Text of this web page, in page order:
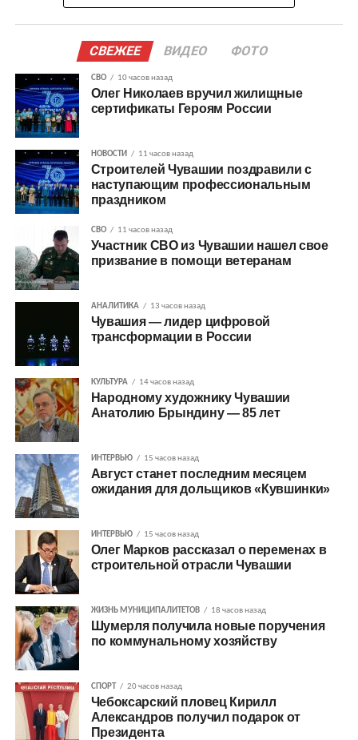
СВЕЖЕЕ ВИДЕО ФОТО
СВО 10 часов назад
Олег Николаев вручил жилищные
сертификаты Героям России
НОВОСТИ 11 часов назад
Строителей Чувашии поздравили с
наступающим профессиональным
праздником
СВО 11 часов назад
Участник СВО из Чувашии нашел свое
призвание в помощи ветеранам
АНАЛИТИКА 13 часов назад
Чувашия — лидер цифровой
трансформации в России
КУЛЬТУРА 14 часов назад
Народному художнику Чувашии
Анатолию Брындину — 85 лет
ИНТЕРВЬЮ 15 часов назад
Август станет последним месяцем
ожидания для дольщиков «Кувшинки»
ИНТЕРВЬЮ 15 часов назад
Олег Марков рассказал о переменах в
строительной отрасли Чувашии
ЖИЗНЬ МУНИЦИПАЛИТЕТОВ 18 часов назад
Шумерля получила новые поручения
по коммунальному хозяйству
СПОРТ 20 часов назад
Чебоксарский пловец Кирилл
Александров получил подарок от
Президента